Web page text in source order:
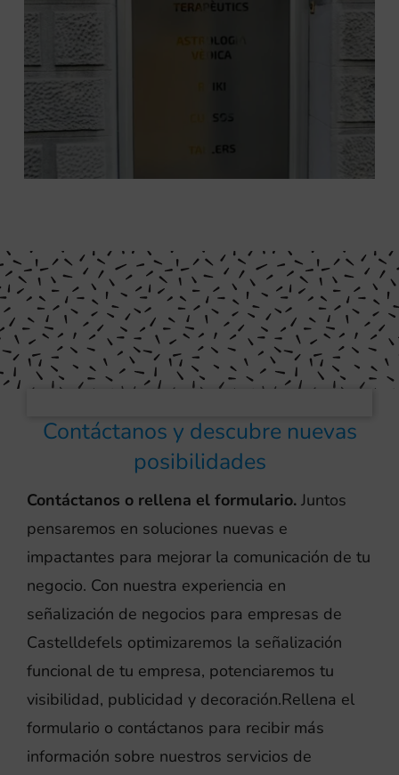
Contáctanos y descubre nuevas
posibilidades
Contáctanos o rellena el formulario. Juntos
pensaremos en soluciones nuevas e
impactantes para mejorar la comunicación de tu
negocio. Con nuestra experiencia en
señalización de negocios para empresas de
Castelldefels optimizaremos la señalización
funcional de tu empresa, potenciaremos tu
visibilidad, publicidad y decoración.Rellena el
formulario o contáctanos para recibir más
información sobre nuestros servicios de